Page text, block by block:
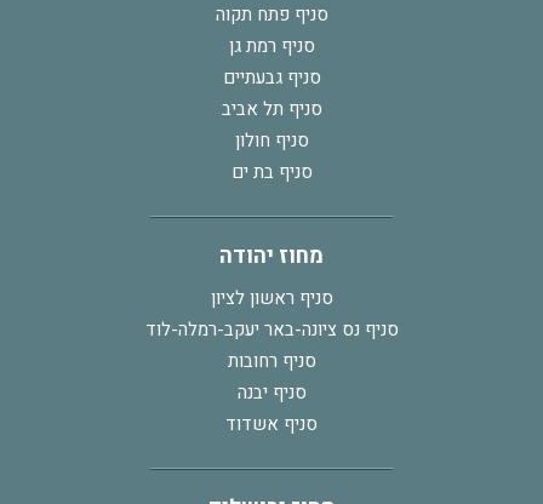
סניף פתח תקוה
סניף רמת גן
סניף גבעתיים
סניף תל אביב
סניף חולון
סניף בת ים
מחוז יהודה
סניף ראשון לציון
סניף נס ציונה-באר יעקב-רמלה-לוד
סניף רחובות
סניף יבנה
סניף אשדוד